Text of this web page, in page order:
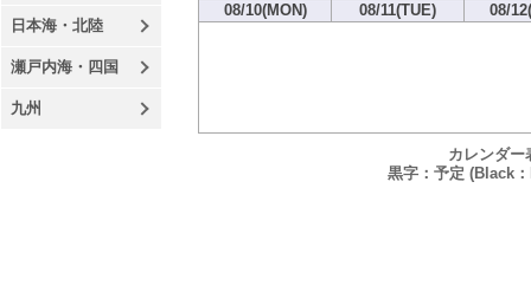
日本海・北陸
瀬戸内海・四国
九州
08/10(MON)
08/11(TUE) 08/
カレンダー
黒字：予定 (Black